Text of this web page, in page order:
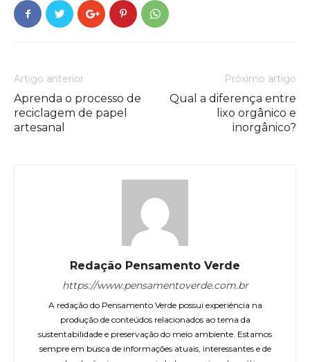
Artigo anterior
Aprenda o processo de
reciclagem de papel
artesanal
Próximo artigo
Qual a diferença entre
lixo orgânico e
inorgânico?
Redação Pensamento Verde
https://www.pensamentoverde.com.br
A redação do Pensamento Verde possui experiência na
produção de conteúdos relacionados ao tema da
sustentabilidade e preservação do meio ambiente. Estamos
sempre em busca de informações atuais, interessantes e de